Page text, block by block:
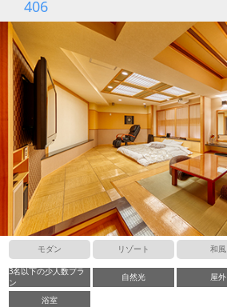
406
モダン リゾート 和風
3名以下の少人数プラ
ン
自然光 屋外
浴室